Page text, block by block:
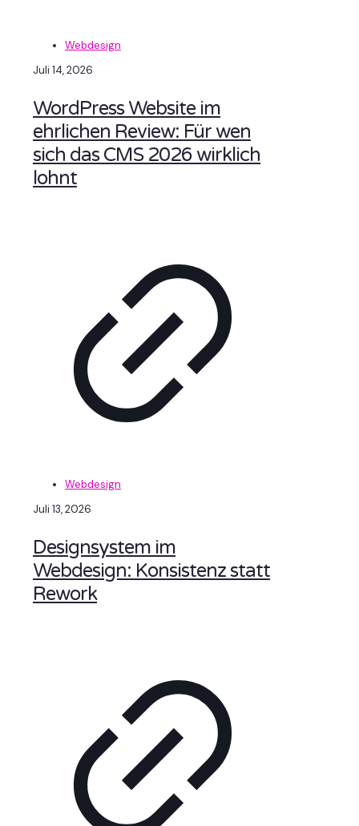
Webdesign
Juli 14, 2026
WordPress Website im
ehrlichen Review: Für wen
sich das CMS 2026 wirklich
lohnt
Webdesign
Juli 13, 2026
Designsystem im
Webdesign: Konsistenz statt
Rework